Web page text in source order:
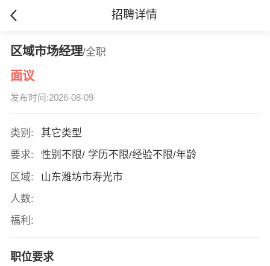
招聘详情
区域市场经理/全职
面议
发布时间:2026-08-09
类别:
其它类型
要求:
性别不限/ 学历不限/经验不限/年龄
区域:
山东潍坊市寿光市
人数:
福利:
职位要求